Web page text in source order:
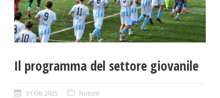
Il programma del settore giovanile
31 Ott 2025 Notizie